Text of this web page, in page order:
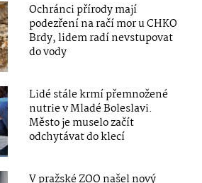
Ochránci přírody mají
podezření na račí mor u CHKO
Brdy, lidem radí nevstupovat
do vody
Lidé stále krmí přemnožené
nutrie v Mladé Boleslavi.
Město je muselo začít
odchytávat do klecí
V pražské ZOO našel nový